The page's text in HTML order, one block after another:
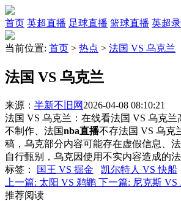
首页 英超直播 足球直播 篮球直播 英超
当前位置: 首页 > 热点 > 法国 VS 乌克兰
法国 VS 乌克兰
来源： 半新不旧网 2026-04-08 08:10:21
法国 VS 乌克兰：在线看法国 VS 乌克
不制作、法国nba直播不存法国 VS 乌克
稿，乌克部分内容可能存在虚假信息、
自行甄别，乌克因使用不实内容造成的
标签 ： 国王 VS 掘金 凯尔特人 VS 快船
上一篇: 太阳 VS 鹈鹕 下一篇: 尼克斯 VS
推荐阅读